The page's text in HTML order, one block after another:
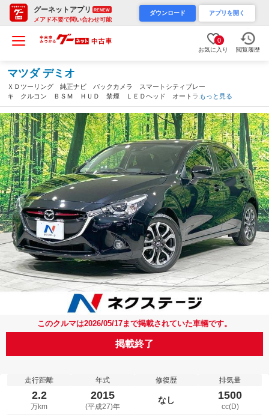
グーネットアプリ RENEW
メアド不要で問い合わせ可能
ダウンロード アプリを開く
0
お気に入り 閲覧履歴
マツダ デミオ
ＸＤツーリング 純正ナビ バックカメラ スマートシティブレー
キ クルコン ＢＳＭ ＨＵＤ 禁煙 ＬＥＤヘッド オートライ
ト コーナーセンサー 純正革巻きステアリング 純正１６インチ
ＡＷ スマートキー ＣＤ／ＤＶＤ再生（茨城県）
もっと見る
このクルマは2026/05/17まで掲載されていた車輛です。
掲載終了
走行距離
2.2
万km
年式
2015
(平成27)年
修復歴
なし
排気量
1500
cc(D)